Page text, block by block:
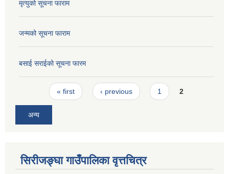
मृत्युको सूचना फाराम
जन्मको सूचना फाराम
बसाई सराईको सूचना फारम
Pages« first ‹ previous 1 2
अन्य
सिरीजङ्घा गाउँपालिका वृत्तचित्र